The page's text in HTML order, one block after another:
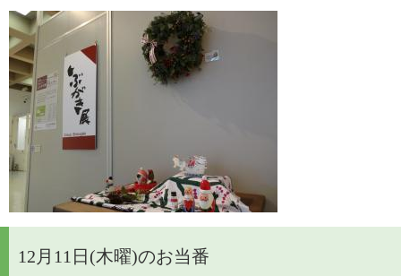
12月11日(木曜)のお当番